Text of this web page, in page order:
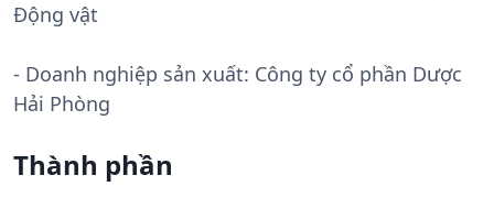
Động vật
- Doanh nghiệp sản xuất: Công ty cổ phần Dược
Hải Phòng
Thành phần